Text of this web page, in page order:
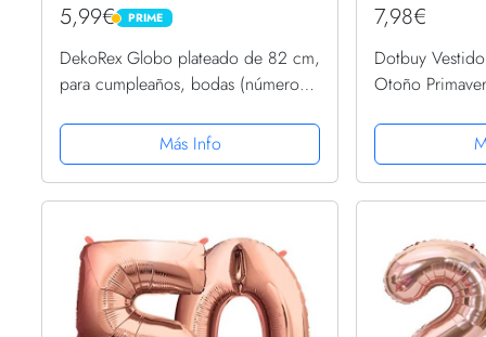
5,99€ PRIME
PRIME
DekoRex Globo plateado de 82 cm,
para cumpleaños, bodas (número
Más Info
7,98€
Dotbuy
Otoño
de Fiesta
(2T（90-